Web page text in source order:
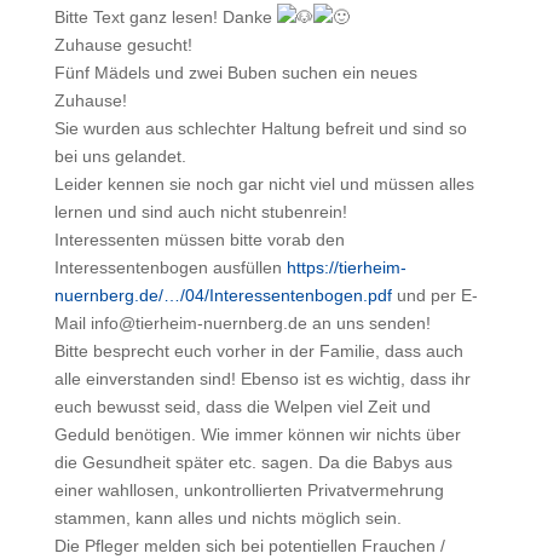
Bitte Text ganz lesen! Danke
Zuhause gesucht!
Fünf Mädels und zwei Buben suchen ein neues
Zuhause!
Sie wurden aus schlechter Haltung befreit und sind so
bei uns gelandet.
Leider kennen sie noch gar nicht viel und müssen alles
lernen und sind auch nicht stubenrein!
Interessenten müssen bitte vorab den
Interessentenbogen ausfüllen https://tierheim-
nuernberg.de/…/04/Interessentenbogen.pdfund per E-
Mail info@tierheim-nuernberg.de an uns senden!
Bitte besprecht euch vorher in der Familie, dass auch
alle einverstanden sind! Ebenso ist es wichtig, dass ihr
euch bewusst seid, dass die Welpen viel Zeit und
Geduld benötigen. Wie immer können wir nichts über
die Gesundheit später etc. sagen. Da die Babys aus
einer wahllosen, unkontrollierten Privatvermehrung
stammen, kann alles und nichts möglich sein.
Die Pfleger melden sich bei potentiellen Frauchen /